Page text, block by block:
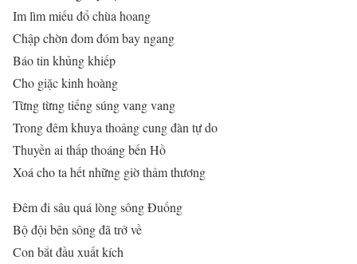
Im lìm miếu đổ chùa hoang
Chập chờn đom đóm bay ngang
Báo tin khủng khiếp
Cho giặc kinh hoàng
Từng từng tiếng súng vang vang
Trong đêm khuya thoảng cung đàn tự do
Thuyền ai thấp thoáng bến Hồ
Xoá cho ta hết những giờ thảm thương
Đêm đi sâu quá lòng sông Đuống
Bộ đội bên sông đã trở về
Con bắt đầu xuất kích